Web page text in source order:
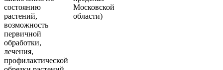
состоянию
растений,
возможность
первичной
обработки,
лечения,
профилактической
Московской
области)